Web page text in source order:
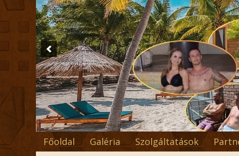
Főoldal Galéria Szolgáltatások